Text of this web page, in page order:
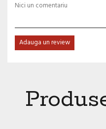
Nici un comentariu
Adauga un review